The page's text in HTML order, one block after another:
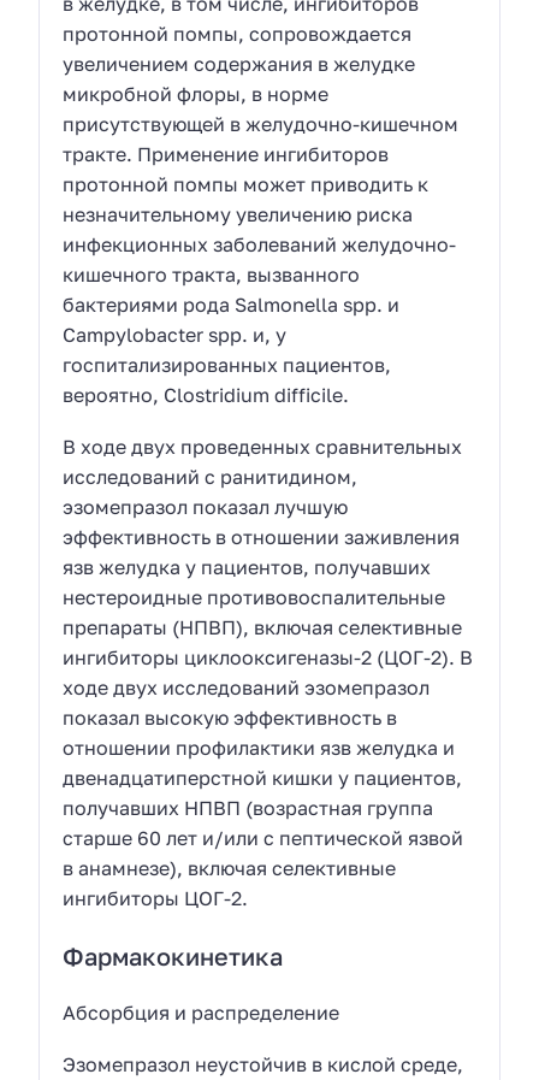
протонной помпы, сопровождается
увеличением содержания в желудке
микробной флоры, в норме
присутствующей в желудочно-кишечном
тракте. Применение ингибиторов
протонной помпы может приводить к
незначительному увеличению риска
инфекционных заболеваний желудочно-
кишечного тракта, вызванного
бактериями рода Salmonella spp. и
Campylobacter spp. и, у
госпитализированных пациентов,
вероятно, Clostridium difficile.
В ходе двух проведенных сравнительных
исследований с ранитидином,
эзомепразол показал лучшую
эффективность в отношении заживления
язв желудка у пациентов, получавших
нестероидные противовоспалительные
препараты (НПВП), включая селективные
ингибиторы циклооксигеназы-2 (ЦОГ-2). В
ходе двух исследований эзомепразол
показал высокую эффективность в
отношении профилактики язв желудка и
двенадцатиперстной кишки у пациентов,
получавших НПВП (возрастная группа
старше 60 лет и/или с пептической язвой
в анамнезе), включая селективные
ингибиторы ЦОГ-2.
Фармакокинетика
Абсорбция и распределение
Эзомепразол неустойчив в кислой среде,